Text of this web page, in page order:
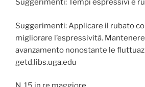
Suggerimenti: Tempi espressivi e
Suggerimenti: Applicare il rubato
migliorare l’espressività.
avanzamento nonostante le
getd.libs.uga.edu